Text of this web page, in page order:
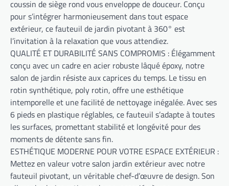
coussin de siège rond vous enveloppe de douceur. Conçu
pour s’intégrer harmonieusement dans tout espace
extérieur, ce fauteuil de jardin pivotant à 360° est
l’invitation à la relaxation que vous attendiez.
QUALITÉ ET DURABILITÉ SANS COMPROMIS : Élégamment
conçu avec un cadre en acier robuste lâqué époxy, notre
salon de jardin résiste aux caprices du temps. Le tissu en
rotin synthétique, poly rotin, offre une esthétique
intemporelle et une facilité de nettoyage inégalée. Avec ses
6 pieds en plastique réglables, ce fauteuil s’adapte à toutes
les surfaces, promettant stabilité et longévité pour des
moments de détente sans fin.
ESTHÉTIQUE MODERNE POUR VOTRE ESPACE EXTÉRIEUR :
Mettez en valeur votre salon jardin extérieur avec notre
fauteuil pivotant, un véritable chef-d’œuvre de design. Son